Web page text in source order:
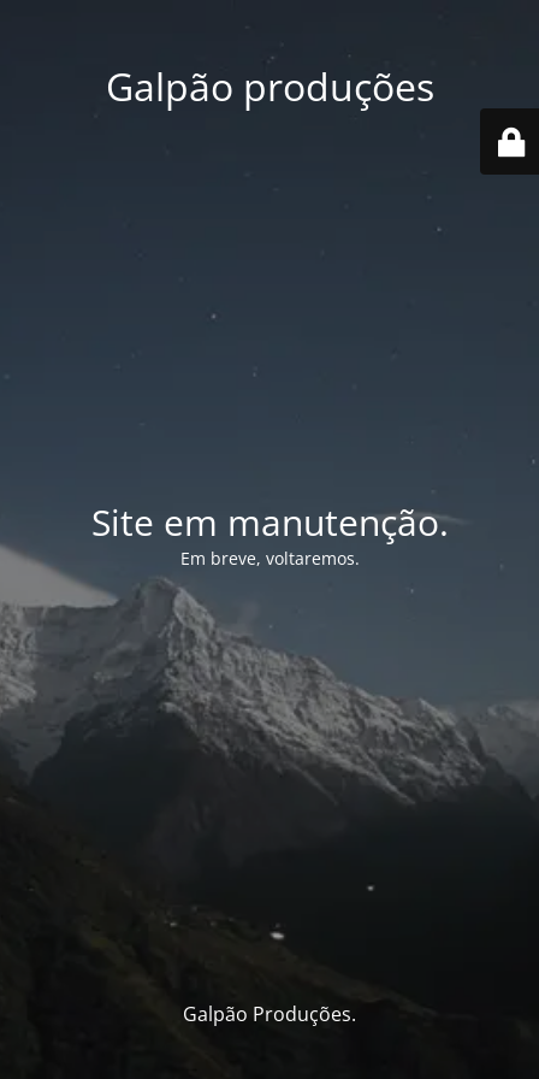
Galpão produções
Site em manutenção.
Em breve, voltaremos.
Galpão Produções.